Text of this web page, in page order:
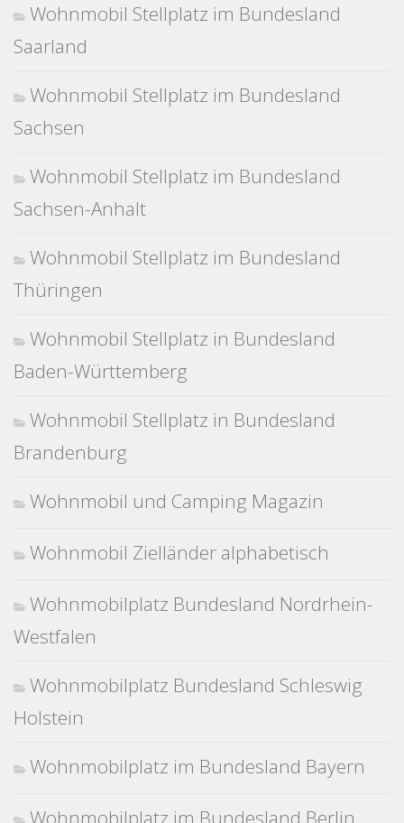
Wohnmobil Stellplatz im Bundesland
Saarland
Wohnmobil Stellplatz im Bundesland
Sachsen
Wohnmobil Stellplatz im Bundesland
Sachsen-Anhalt
Wohnmobil Stellplatz im Bundesland
Thüringen
Wohnmobil Stellplatz in Bundesland
Baden-Württemberg
Wohnmobil Stellplatz in Bundesland
Brandenburg
Wohnmobil und Camping Magazin
Wohnmobil Zielländer alphabetisch
Wohnmobilplatz Bundesland Nordrhein-
Westfalen
Wohnmobilplatz Bundesland Schleswig
Holstein
Wohnmobilplatz im Bundesland Bayern
Wohnmobilplatz im Bundesland Berlin